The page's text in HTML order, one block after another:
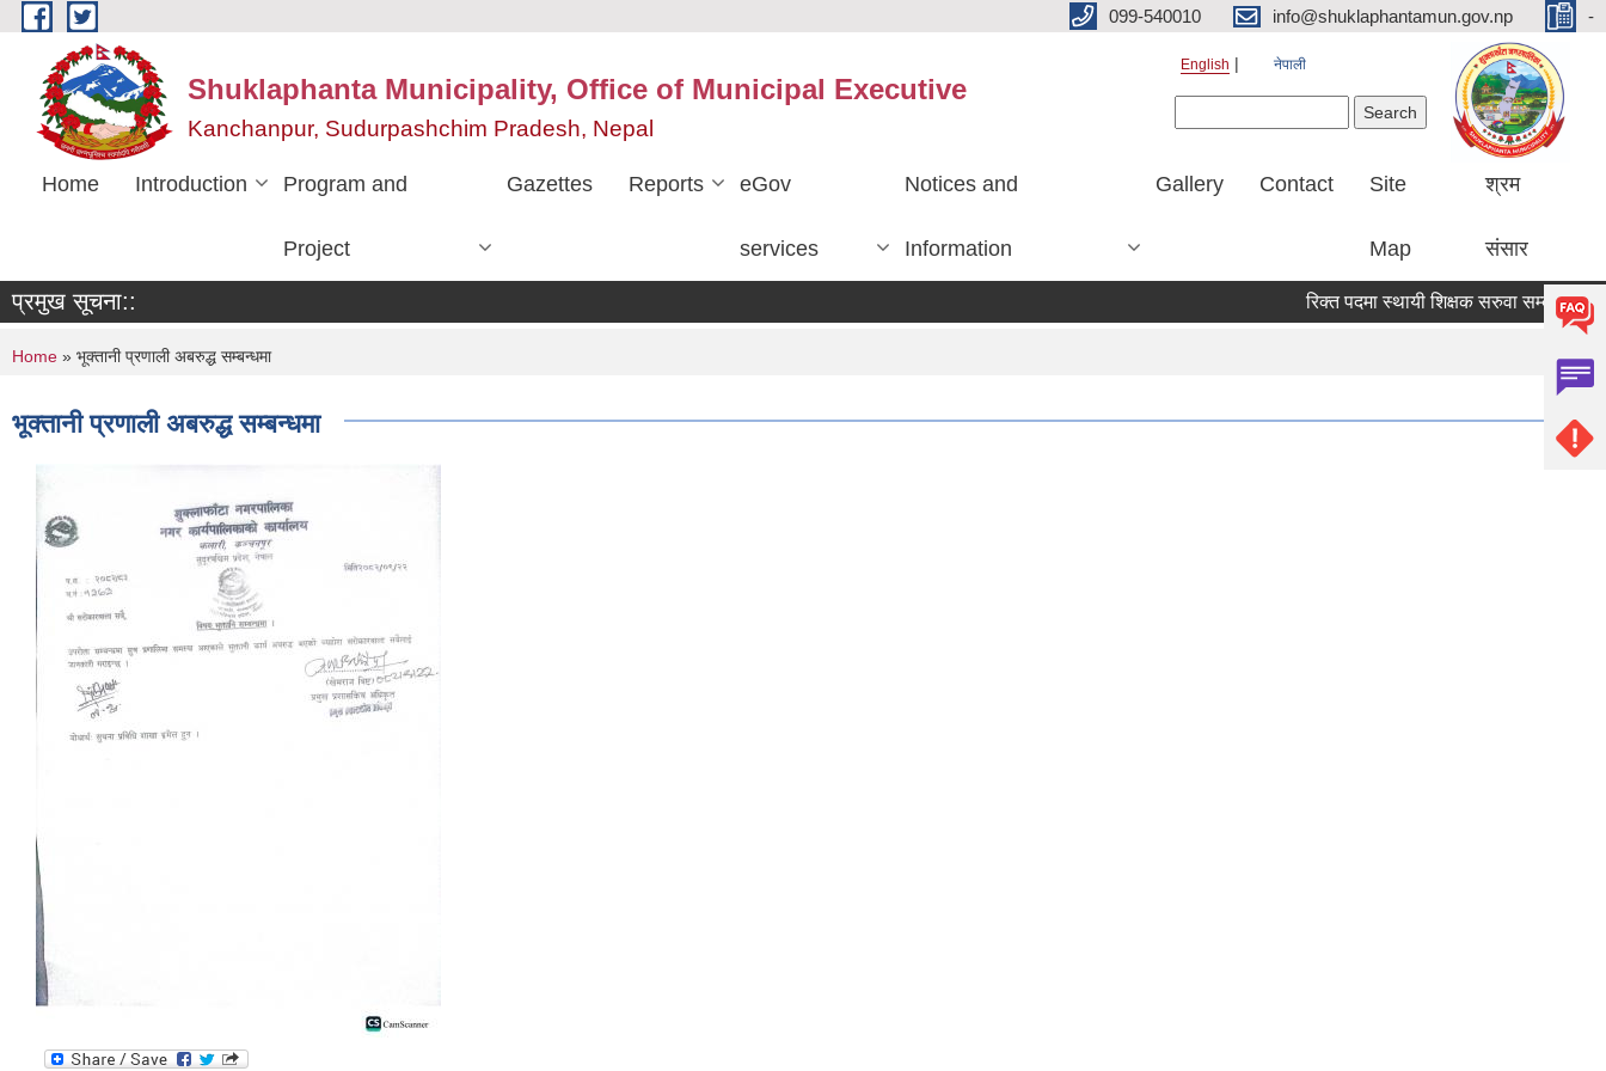
Skip to main content 099-540010 info@shuklaphantamun.gov.np -
Shuklaphanta Municipality, Office of Municipal Executive
Kanchanpur, Sudurpashchim Pradesh, Nepal
English नेपाली
Home Introduction Program and
Project
Gazettes Reports eGov
services
Notices and
Information
Gallery Contact Site
Map
श्रम
संसार
प्रमुख सूचना:: रिक्त पदमा स्थायी शिक्षक सरुवा सम्बन्धि सूचना
You are here
Home » भूक्तानी प्रणाली अबरुद्ध सम्बन्धमा
भूक्तानी प्रणाली अबरुद्ध सम्बन्धमा